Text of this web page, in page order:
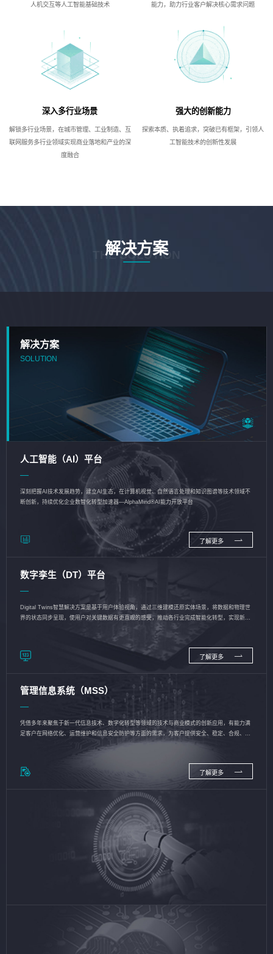
人机交互等人工智能基础技术
能力，助力行业客户解决核心需求问题
深入多行业场景
解锁多行业场景，在城市管理、工业制造、互
联网服务多行业领域实现商业落地和产业的深
度融合
强大的创新能力
探索本质、执着追求，突破已有框架，引领人
工智能技术的创新性发展
解决方案
THE SOLUTION
解决方案
SOLUTION
人工智能（AI）平台
深刻把握AI技术发展趋势，建立AI生态，在计算机视觉、自然语言处理和知识图谱等技术领域不
断创新，持续优化企业数智化转型加速器—AlphaMind®AI能力开放平台
了解更多
数字孪生（DT）平台
Digital Twins智慧解决方案是基于用户体验视角，通过三维建模还原实体场景，将数据和物理世
界的状态同步呈现，使用户对关键数据有更直观的感受，推动各行业完成智能化转型，实现新旧
了解更多
管理信息系统（MSS）
凭借多年来聚焦于新一代信息技术、数字化转型等领域的技术与商业模式的创新应用，有能力满
足客户在网络优化、运营维护和信息安全防护等方面的需求，为客户提供安全、稳定、合规、持
了解更多